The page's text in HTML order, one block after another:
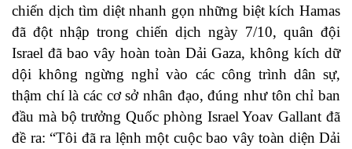
chiến dịch tìm diệt nhanh gọn những biệt kích Hamas
đã đột nhập trong chiến dịch ngày 7/10, quân đội
Israel đã bao vây hoàn toàn Dải Gaza, không kích dữ
dội không ngừng nghỉ vào các công trình dân sự,
thậm chí là các cơ sở nhân đạo, đúng như tôn chỉ ban
đầu mà bộ trưởng Quốc phòng Israel Yoav Gallant đã
đề ra: “Tôi đã ra lệnh một cuộc bao vây toàn diện Dải